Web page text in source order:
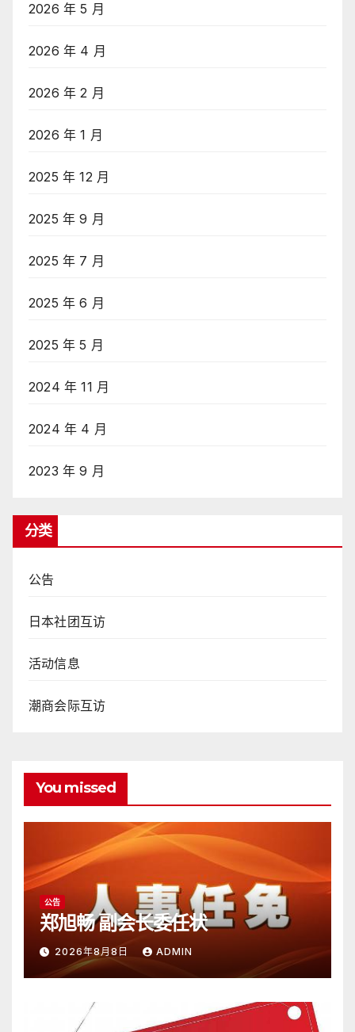
2026 年 5 月
2026 年 4 月
2026 年 2 月
2026 年 1 月
2025 年 12 月
2025 年 9 月
2025 年 7 月
2025 年 6 月
2025 年 5 月
2024 年 11 月
2024 年 4 月
2023 年 9 月
分类
公告
日本社团互访
活动信息
潮商会际互访
You missed
公告
郑旭畅 副会长委任状
2026年8月8日 ADMIN